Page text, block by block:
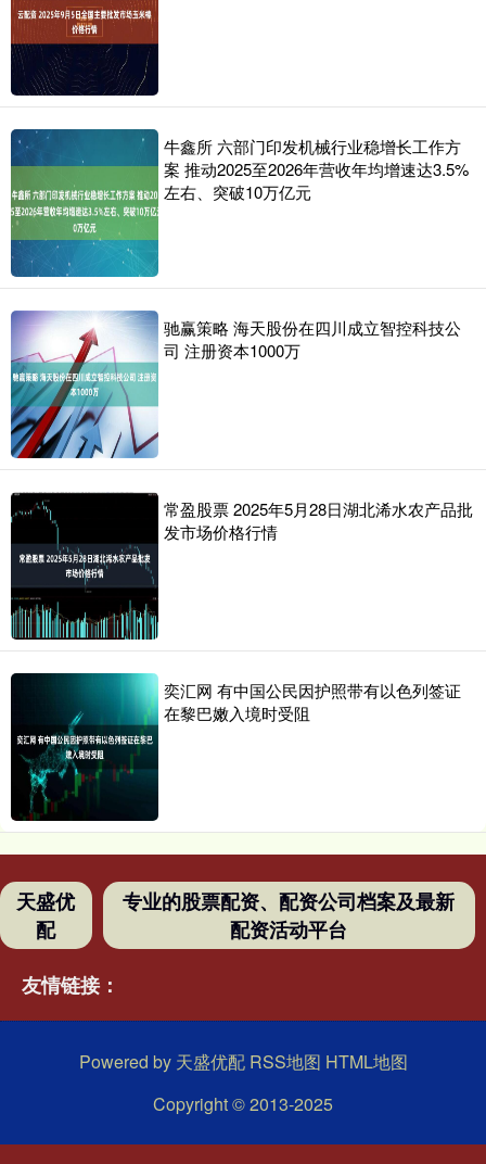
牛鑫所 六部门印发机械行业稳增长工作方
案 推动2025至2026年营收年均增速达3.5%
左右、突破10万亿元
驰赢策略 海天股份在四川成立智控科技公
司 注册资本1000万
常盈股票 2025年5月28日湖北浠水农产品批
发市场价格行情
奕汇网 有中国公民因护照带有以色列签证
在黎巴嫩入境时受阻
天盛优
配
专业的股票配资、配资公司档案及最新
配资活动平台
友情链接：
Powered by 天盛优配 RSS地图 HTML地图
Copyright© 2013-2025